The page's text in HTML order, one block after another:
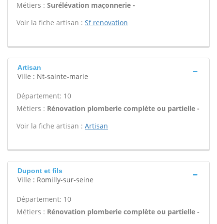
Métiers : Surélévation maçonnerie -
Voir la fiche artisan : Sf renovation
Artisan
Ville : Nt-sainte-marie
Département: 10
Métiers : Rénovation plomberie complète ou partielle -
Voir la fiche artisan : Artisan
Dupont et fils
Ville : Romilly-sur-seine
Département: 10
Métiers : Rénovation plomberie complète ou partielle -